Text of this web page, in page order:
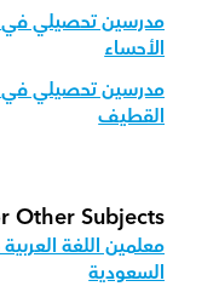
الأحساء
القطيف
Other Subjects
السعودية